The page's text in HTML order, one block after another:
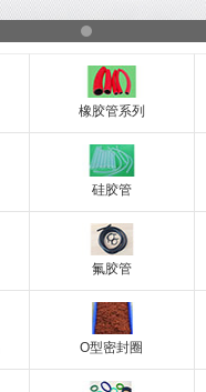
橡胶管系列
硅胶管
氟胶管
O型密封圈